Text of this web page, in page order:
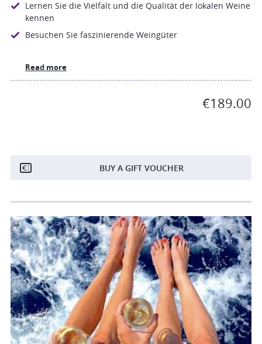
Lernen Sie die Vielfalt und die Qualität der lokalen Weine
kennen
Besuchen Sie faszinierende Weingüter
Read more
€189.00
BUY A GIFT VOUCHER